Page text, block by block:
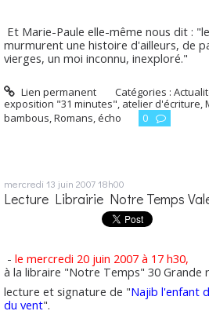
Et Marie-Paule elle-même nous dit :
murmurent une histoire d'ailleurs, de
vierges, un moi inconnu, inexploré."
Lien permanent Catégories :
exposition "31 minutes", atelier d'écriture,
bambous,Romans,écho 0
mercredi 13 juin 200718h00
Lecture Librairie Notre Temps
- le mercredi 20 juin 2007 à 17 h30,
à la libraire "Notre Temps" 30 Grande
lecture et signature de "Najib l'enfant
du vent".